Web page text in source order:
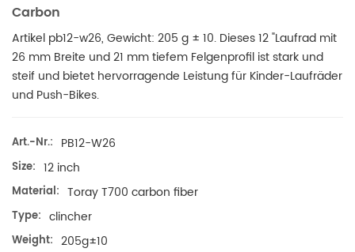
Carbon
Artikel pb12-w26, Gewicht: 205 g ± 10. Dieses 12 "Laufrad mit
26 mm Breite und 21 mm tiefem Felgenprofil ist stark und
steif und bietet hervorragende Leistung für Kinder-Laufräder
und Push-Bikes.
Art.-Nr.: PB12-W26
Size: 12 inch
Material: Toray T700 carbon fiber
Type: clincher
Weight: 205g±10